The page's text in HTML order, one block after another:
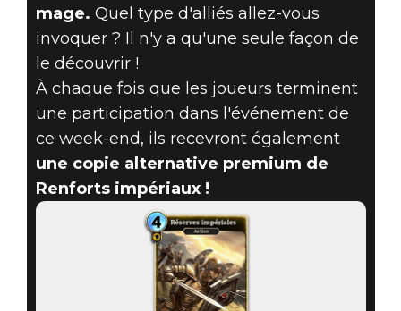
mage. Quel type d'alliés allez-vous
invoquer ? Il n'y a qu'une seule façon de
le découvrir !
À chaque fois que les joueurs terminent
une participation dans l'événement de
ce week-end, ils recevront également
une copie alternative premium de
Renforts impériaux !